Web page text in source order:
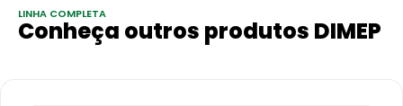
LINHA COMPLETA
Conheça outros produtos DIMEP